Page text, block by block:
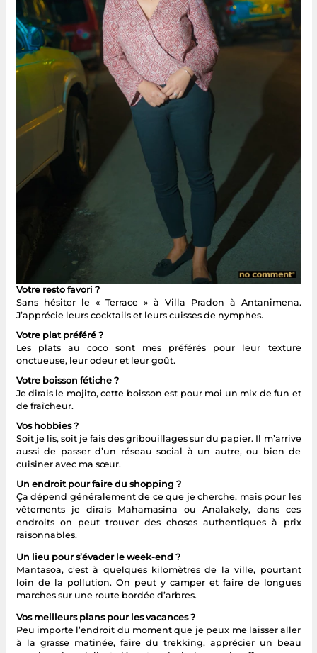
Votre resto favori ?
Sans hésiter le « Terrace » à Villa Pradon à Antanimena.
J’apprécie leurs cocktails et leurs cuisses de nymphes.
Votre plat préféré ?
Les plats au coco sont mes préférés pour leur texture
onctueuse, leur odeur et leur goût.
Votre boisson fétiche ?
Je dirais le mojito, cette boisson est pour moi un mix de fun et
de fraîcheur.
Vos hobbies ?
Soit je lis, soit je fais des gribouillages sur du papier. Il m’arrive
aussi de passer d’un réseau social à un autre, ou bien de
cuisiner avec ma sœur.
Un endroit pour faire du shopping ?
Ça dépend généralement de ce que je cherche, mais pour les
vêtements je dirais Mahamasina ou Analakely, dans ces
endroits on peut trouver des choses authentiques à prix
raisonnables.
Un lieu pour s’évader le week-end ?
Mantasoa, c’est à quelques kilomètres de la ville, pourtant
loin de la pollution. On peut y camper et faire de longues
marches sur une route bordée d’arbres.
Vos meilleurs plans pour les vacances ?
Peu importe l’endroit du moment que je peux me laisser aller
à la grasse matinée, faire du trekking, apprécier un beau